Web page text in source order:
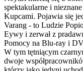
spektakularne i
Kupcami. Pojawia się
Varang - to Ludzie
Eywy i zerwał z
Pomocy na Blu-ray i
W tym tętniącym
dwoje